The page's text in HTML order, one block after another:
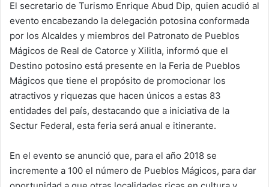
El secretario de Turismo Enrique Abud Dip, quien acudió al
evento encabezando la delegación potosina conformada
por los Alcaldes y miembros del Patronato de Pueblos
Mágicos de Real de Catorce y Xilitla, informó que el
Destino potosino está presente en la Feria de Pueblos
Mágicos que tiene el propósito de promocionar los
atractivos y riquezas que hacen únicos a estas 83
entidades del país, destacando que a iniciativa de la
Sectur Federal, esta feria será anual e itinerante.
En el evento se anunció que, para el año 2018 se
incremente a 100 el número de Pueblos Mágicos, para dar